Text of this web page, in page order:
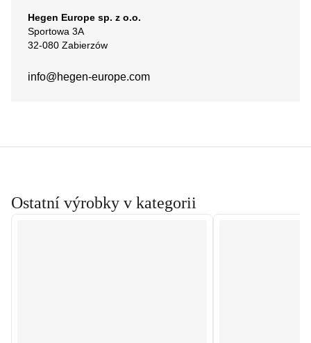
Hegen Europe sp. z o.o.
Sportowa 3A
32-080 Zabierzów
info@hegen-europe.com
Ostatní výrobky v kategorii